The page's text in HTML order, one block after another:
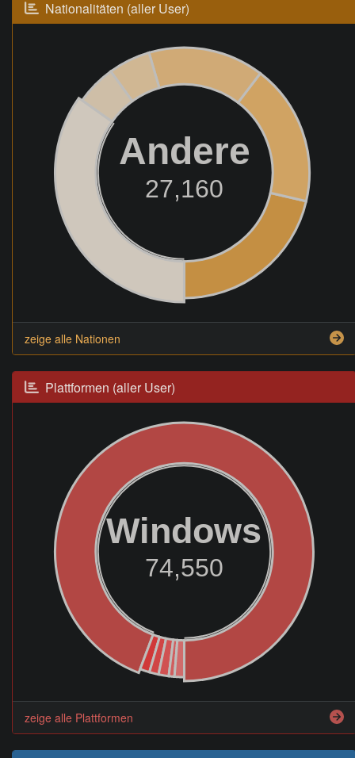
Nationalitäten (aller User)
Andere
27,160
zeige alle Nationen
Plattformen (aller User)
Windows
74,550
zeige alle Plattformen